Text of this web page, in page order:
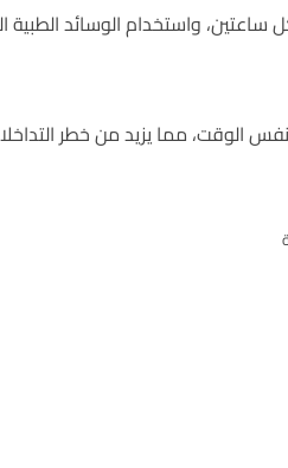
واستخدام الوسائد الطبية
الوقت، مما يزيد من خطر